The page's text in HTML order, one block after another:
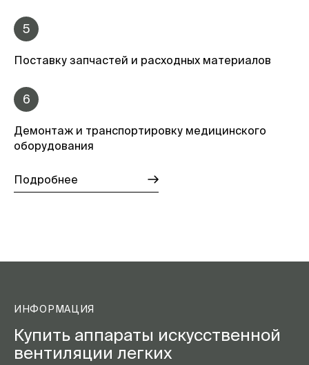
5
Поставку запчастей и расходных материалов
6
Демонтаж и транспортировку медицинского
оборудования
Подробнее
ИНФОРМАЦИЯ
Купить аппараты искусственной
вентиляции легких